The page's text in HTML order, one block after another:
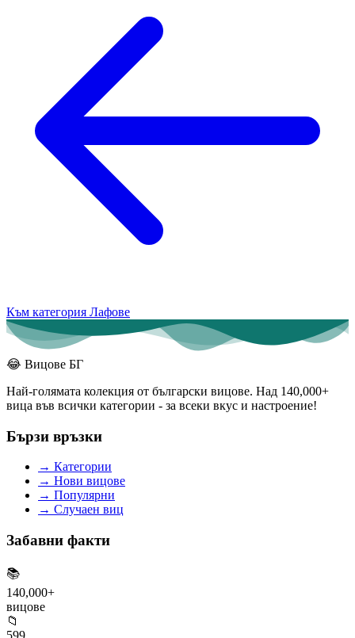
Към категория Лафове
😂 Вицове БГ
Най-голямата колекция от български вицове. Над 140,000+
вица във всички категории - за всеки вкус и настроение!
Бързи връзки
→ Категории
→ Нови вицове
→ Популярни
→ Случаен виц
Забавни факти
📚
140,000+
вицове
📁
599